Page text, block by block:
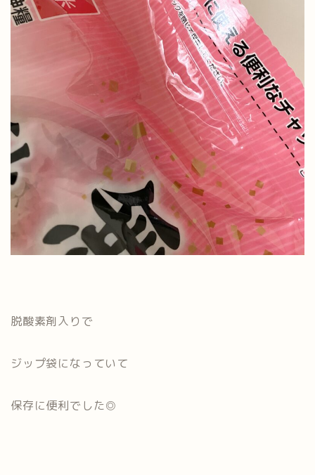
脱酸素剤入りで
ジップ袋になっていて
保存に便利でした◎